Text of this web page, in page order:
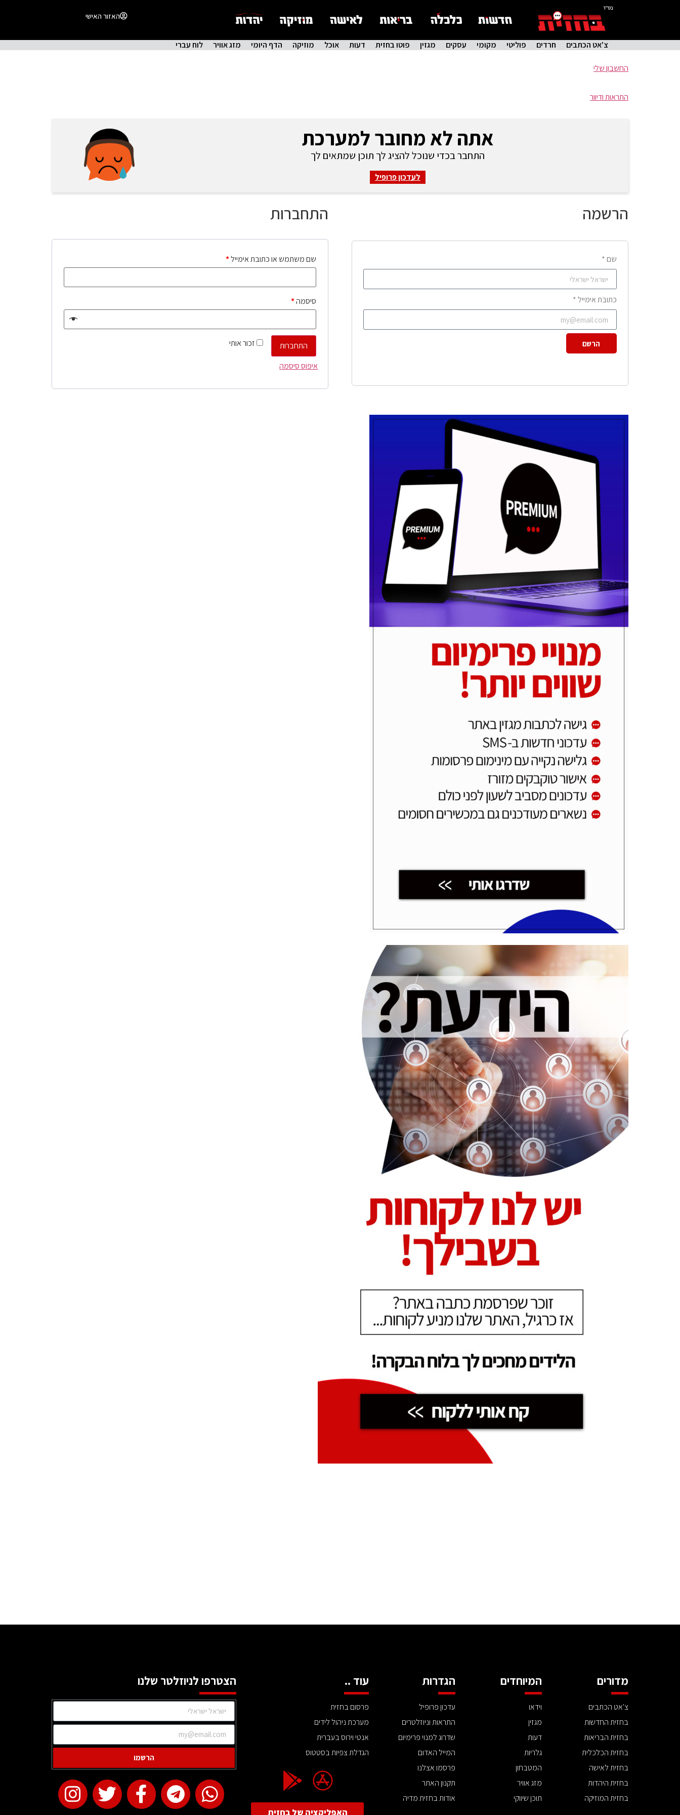
בס"ד
האזור האישי
צ'אט הכתבים חרדים פוליטי מקומי עסקים מגזין פוטו בחזית דעות אוכל מוזיקה הדף היומי מזג אוויר לוח עברי
החשבון שלי
התראות ודיוור
אתה לא מחובר למערכת
התחבר בכדי שנוכל להציג לך תוכן שמתאים לך
לעדכון פרופיל
התחברות
שם משתמש או כתובת אימייל*
סיסמה*
זכור אותי
התחברות
איפוס סיסמה
הרשמה
שם *
כתובת אימייל *
הרשם
מדורים
צ'אט הכתבים
בחזית החדשות
בחזית הבריאות
בחזית הכלכלית
בחזית לאישה
בחזית היהדות
בחזית המוזיקה
המיוחדים
וידאו
מגזין
דעות
גלריות
המטבחון
מזג אוויר
תוכן שיווקי
הגדרות
עדכון פרופיל
התראות וניוזלטרים
שדרוג למנוי פרימיום
המייל האדום
פרסמו אצלנו
תקנון האתר
אודות בחזית מדיה
עוד ..
פרסום בחזית
מערכת ניהול לידים
אנטי וירוס בעברית
הגדלת צפיות בסטטוס
האפליקציה של בחזית
הצטרפו לניוזלטר שלנו
הרשמו